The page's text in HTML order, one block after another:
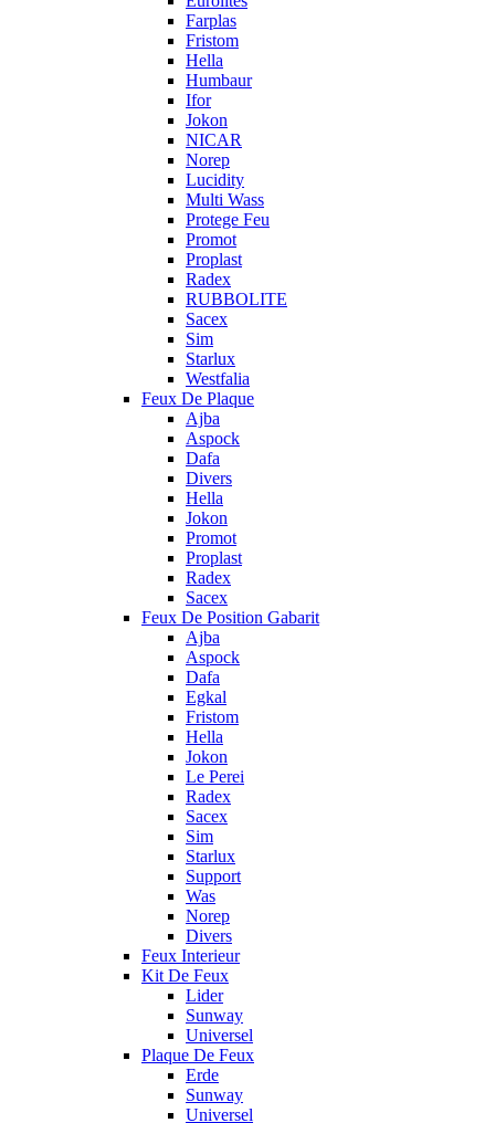
Farplas
Fristom
Hella
Humbaur
Ifor
Jokon
NICAR
Norep
Lucidity
Multi Wass
Protege Feu
Promot
Proplast
Radex
RUBBOLITE
Sacex
Sim
Starlux
Westfalia
Feux De Plaque
Ajba
Aspock
Dafa
Divers
Hella
Jokon
Promot
Proplast
Radex
Sacex
Feux De Position Gabarit
Ajba
Aspock
Dafa
Egkal
Fristom
Hella
Jokon
Le Perei
Radex
Sacex
Sim
Starlux
Support
Was
Norep
Divers
Feux Interieur
Kit De Feux
Lider
Sunway
Universel
Plaque De Feux
Erde
Sunway
Universel